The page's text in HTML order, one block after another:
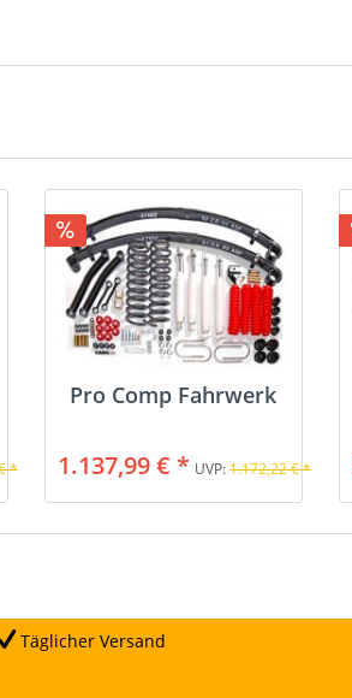
*
Pro Comp Fahrwerk
1.137,99 € * UVP:1.172,22 € *
Täglicher Versand